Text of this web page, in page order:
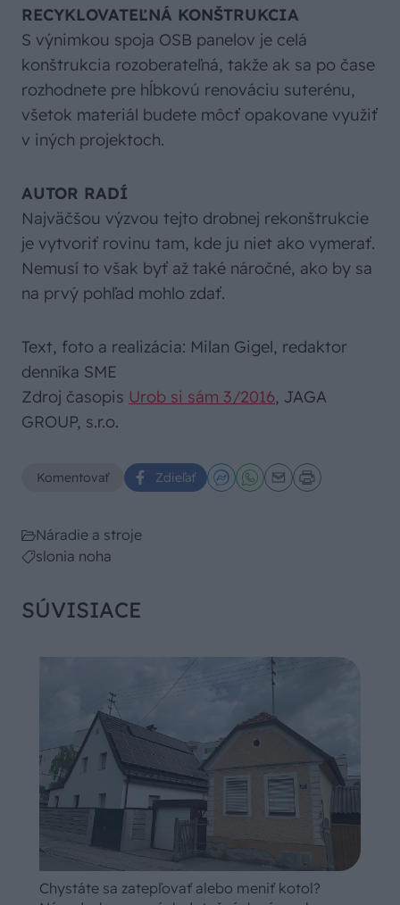
RECYKLOVATEĽNÁ KONŠTRUKCIA
S výnimkou spoja OSB panelov je celá
konštrukcia rozoberateľná, takže ak sa po čase
rozhodnete pre hĺbkovú renováciu suterénu,
všetok materiál budete môcť opakovane využiť
v iných projektoch.
AUTOR RADÍ
Najväčšou výzvou tejto drobnej rekonštrukcie
je vytvoriť rovinu tam, kde ju niet ako vymerať.
Nemusí to však byť až také náročné, ako by sa
na prvý pohľad mohlo zdať.
Text, foto a realizácia: Milan Gigel, redaktor
denníka SME
Zdroj časopis Urob si sám 3/2016, JAGA
GROUP, s.r.o.
Komentovať Zdieľať
Náradie a stroje
slonia noha
SÚVISIACE
Chystáte sa zatepľovať alebo meniť kotol?